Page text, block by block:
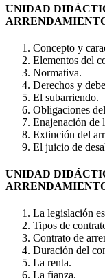
UNIDAD
Concepto y
Elementos del
Normativa.
Derechos y
El subarriendo.
Obligaciones
Enajenación de
Extinción del
El juicio de
UNIDAD
La legislación
Tipos de
Contrato de
Duración del
La renta.
La fianza.